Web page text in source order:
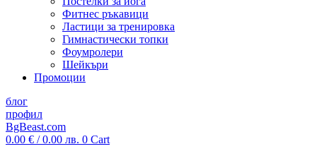
Фитнес ръкавици
Ластици за тренировка
Гимнастически топки
Фоумролери
Шейкъри
Промоции
блог
профил
BgBeast.com
0.00 € / 0.00 лв. 0 Cart